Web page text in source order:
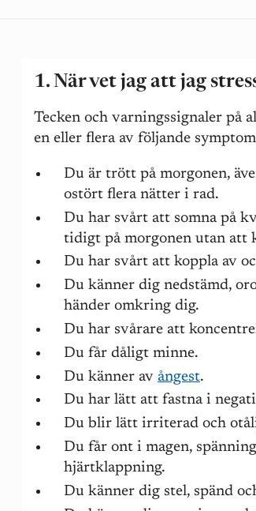
1. När vet jag att jag
Tecken och varningssignaler på
en eller flera av följande
Du är trött på morgonen,
ostört flera nätter i rad.
Du har svårt att somna på
tidigt på morgonen utan att
Du har svårt att koppla av
Du känner dig nedstämd,
händer omkring dig.
Du har svårare att
Du får dåligt minne.
Du känner av ångest.
Du har lätt att fastna i
Du blir lätt irriterad och
Du får ont i magen,
hjärtklappning.
Du känner dig stel, spänd